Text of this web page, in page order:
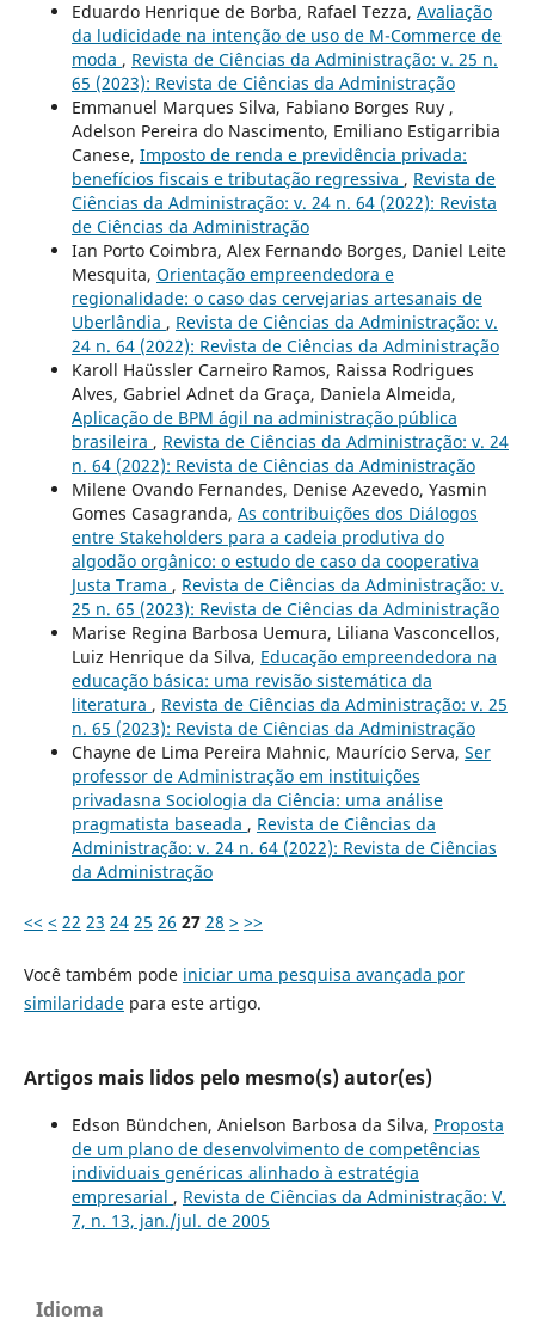
Eduardo Henrique de Borba, Rafael Tezza, Avaliação
da ludicidade na intenção de uso de M-Commerce de
moda , Revista de Ciências da Administração: v. 25 n.
65 (2023): Revista de Ciências da Administração
Emmanuel Marques Silva, Fabiano Borges Ruy ,
Adelson Pereira do Nascimento, Emiliano Estigarribia
Canese, Imposto de renda e previdência privada:
benefícios fiscais e tributação regressiva , Revista de
Ciências da Administração: v. 24 n. 64 (2022): Revista
de Ciências da Administração
Ian Porto Coimbra, Alex Fernando Borges, Daniel Leite
Mesquita, Orientação empreendedora e
regionalidade: o caso das cervejarias artesanais de
Uberlândia , Revista de Ciências da Administração: v.
24 n. 64 (2022): Revista de Ciências da Administração
Karoll Haüssler Carneiro Ramos, Raissa Rodrigues
Alves, Gabriel Adnet da Graça, Daniela Almeida,
Aplicação de BPM ágil na administração pública
brasileira , Revista de Ciências da Administração: v. 24
n. 64 (2022): Revista de Ciências da Administração
Milene Ovando Fernandes, Denise Azevedo, Yasmin
Gomes Casagranda, As contribuições dos Diálogos
entre Stakeholders para a cadeia produtiva do
algodão orgânico: o estudo de caso da cooperativa
Justa Trama , Revista de Ciências da Administração: v.
25 n. 65 (2023): Revista de Ciências da Administração
Marise Regina Barbosa Uemura, Liliana Vasconcellos,
Luiz Henrique da Silva, Educação empreendedora na
educação básica: uma revisão sistemática da
literatura , Revista de Ciências da Administração: v. 25
n. 65 (2023): Revista de Ciências da Administração
Chayne de Lima Pereira Mahnic, Maurício Serva, Ser
professor de Administração em instituições
privadasna Sociologia da Ciência: uma análise
pragmatista baseada , Revista de Ciências da
Administração: v. 24 n. 64 (2022): Revista de Ciências
da Administração
<< < 22 23 24 25 26 27 28 > >>
Você também pode iniciar uma pesquisa avançada por
similaridadepara este artigo.
Artigos mais lidos pelo mesmo(s) autor(es)
Edson Bündchen, Anielson Barbosa da Silva, Proposta
de um plano de desenvolvimento de competências
individuais genéricas alinhado à estratégia
empresarial , Revista de Ciências da Administração: V.
7, n. 13, jan./jul. de 2005
Idioma